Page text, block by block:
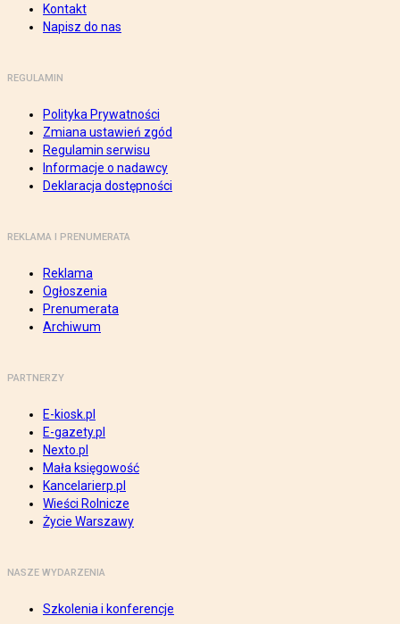
Kontakt
Napisz do nas
REGULAMIN
Polityka Prywatności
Zmiana ustawień zgód
Regulamin serwisu
Informacje o nadawcy
Deklaracja dostępności
REKLAMA I PRENUMERATA
Reklama
Ogłoszenia
Prenumerata
Archiwum
PARTNERZY
E-kiosk.pl
E-gazety.pl
Nexto.pl
Mała księgowość
Kancelarierp.pl
Wieści Rolnicze
Życie Warszawy
NASZE WYDARZENIA
Szkolenia i konferencje